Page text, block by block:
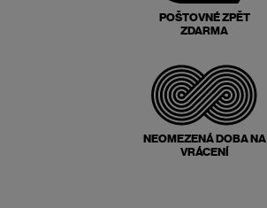
POŠTOVNÉ ZPĚT
ZDARMA
NEOMEZENÁ DOBA NA
VRÁCENÍ